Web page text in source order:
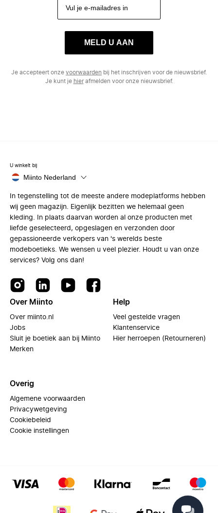
MELD U AAN
Je accepteert onze voorwaarden bij het inschrijven voor de nieuwsbrief.
Je kunt je hierafmelden voor onze nieuwsbrief.
U winkelt bij
Miinto Nederland
In tegenstelling tot de meeste andere modeplatforms hebben
wij geen magazijn. Eigenlijk bezitten we helemaal geen
kleding. In plaats daarvan worden al onze producten met
liefde geselecteerd, opgeslagen en verzonden door
gepassioneerde verkopers van 's werelds beste
modeboetieks. We wensen u veel plezier. Houdt u van onze
services? Volg ons dan!
Over Miinto
Over miinto.nl
Jobs
Sluit je boetiek aan bij Miinto
Merken
Help
Veel gestelde vragen
Klantenservice
Hier herroepen (Retourneren)
Overig
Algemene voorwaarden
Privacywetgeving
Cookiebeleid
Cookie instellingen